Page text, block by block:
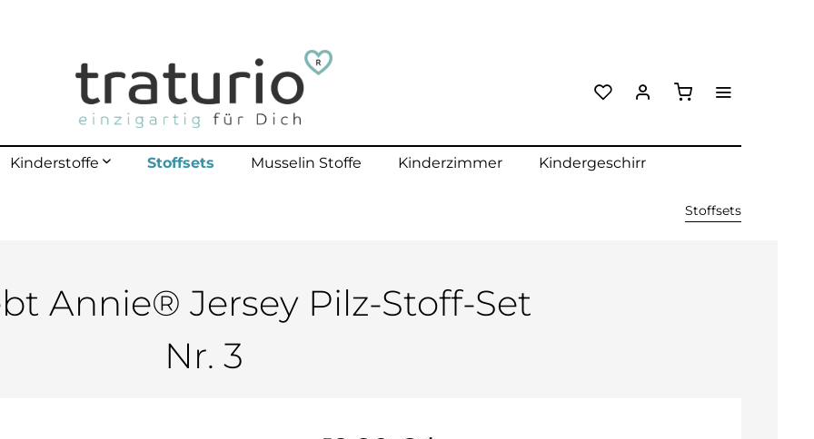
Kinderstoffe
Stoffsets
Musselin Stoffe Kinderzimmer Kindergeschirr
bis 70 Kg
Stoffsets
Annie® Jersey Pilz-Stoff-Set
Nr. 3